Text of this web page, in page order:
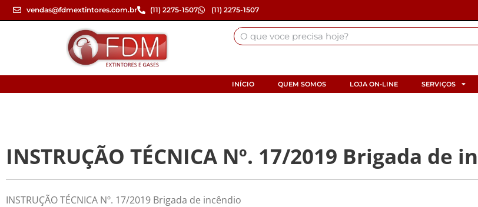
vendas@fdmextintores.com.br (11) 2275-1507 (11) 2275-1507
INÍCIO QUEM SOMOS LOJA ON-LINE SERVIÇOS
INSTRUÇÃO TÉCNICA Nº. 17/2019 Brigada de
INSTRUÇÃO TÉCNICA Nº. 17/2019 Brigada de incêndio